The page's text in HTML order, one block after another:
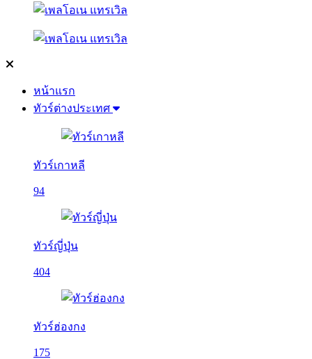
หน้าแรก
ทัวร์ต่างประเทศ
ทัวร์เกาหลี
94
ทัวร์ญี่ปุ่น
404
ทัวร์ฮ่องกง
175